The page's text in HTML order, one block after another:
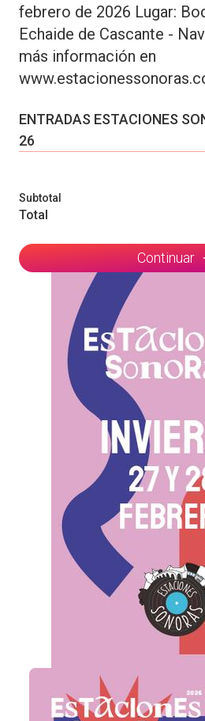
febrero de 2026 Lugar:
Echaide de Cascante -
más información en
ENTRADAS ESTACIONES
26
Subtotal
Total
Continuar